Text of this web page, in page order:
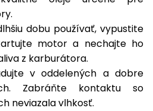
dobu používať, vypustite
motor a nechajte ho
z karburátora.
v oddelených a dobre
Zabráňte kontaktu so
neviazala vlhkosť.